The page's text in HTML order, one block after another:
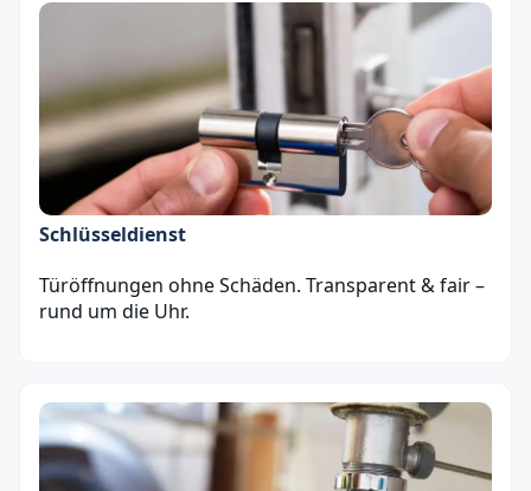
Schlüsseldienst
Türöffnungen ohne Schäden. Transparent & fair –
rund um die Uhr.